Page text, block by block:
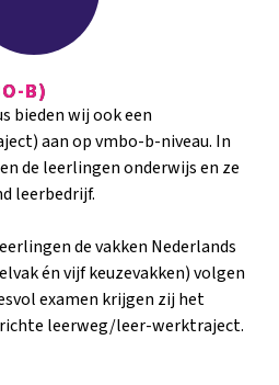
B)
bieden wij ook een
aan op vmbo-b-niveau. In
de leerlingen onderwijs en ze
leerbedrijf.
de vakken Nederlands
én vijf keuzevakken) volgen
examen krijgen zij het
leerweg/leer-werktraject.